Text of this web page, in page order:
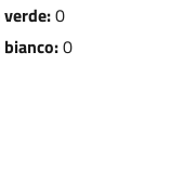
0
0